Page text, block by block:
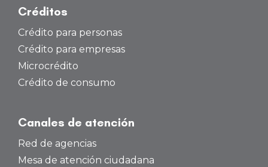
Créditos
Crédito para personas
Crédito para empresas
Microcrédito
Crédito de consumo
Canales de atención
Red de agencias
Mesa de atención ciudadana